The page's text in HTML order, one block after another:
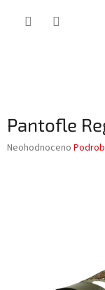
Pantofle
Průměrné
Neohodnoceno